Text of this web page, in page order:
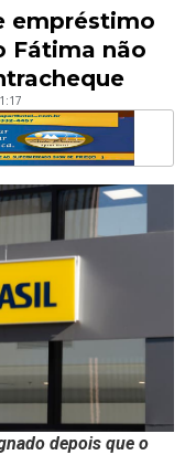
empréstimo
Fátima não
depois que o